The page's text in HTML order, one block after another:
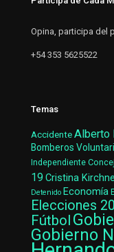
Opina, participa del
+54 353 5625522
Temas
AccidenteAlberto
Bomberos
Independiente
19 Cristina
Detenido Economía
Elecciones
Fútbol
Gobierno